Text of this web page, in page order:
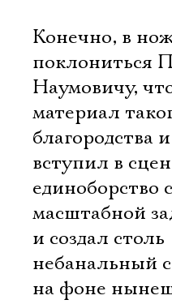
Конечно, в
поклониться
Наумовичу,
материал
благородства
вступил в
единоборство
масштабной
и создал столь
небанальный
на фоне